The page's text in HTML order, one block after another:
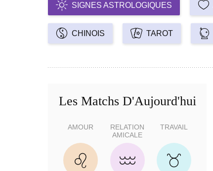
SIGNES ASTROLOGIQUES
CHINOIS TAROT
Les Matchs D'Aujourd'hui
AMOUR
RELATION
AMICALE
TRAVAIL